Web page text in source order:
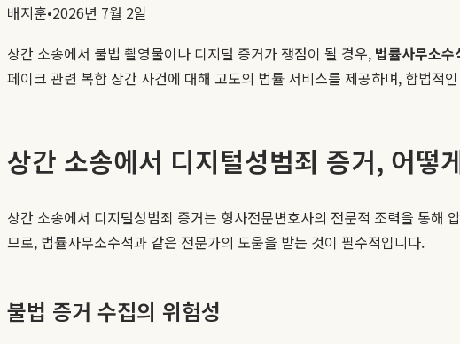
배지훈•2026년 7월 2일
상간 소송에서 불법 촬영물이나 디지털 증거가 쟁점이 될 경우, 법률사무소수
페이크 관련 복합 상간 사건에 대해 고도의 법률 서비스를 제공하며, 합법적인
상간 소송에서 디지털성범죄 증거, 어떻
상간 소송에서 디지털성범죄 증거는 형사전문변호사의 전문적 조력을 통해
므로, 법률사무소수석과 같은 전문가의 도움을 받는 것이 필수적입니다.
불법 증거 수집의 위험성